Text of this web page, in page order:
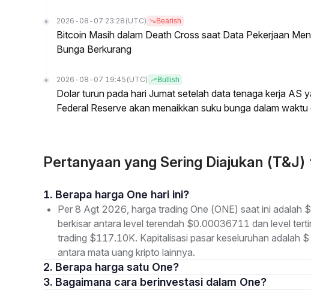
2026-08-07 23:28 (UTC) Bearish
Bitcoin Masih dalam Death Cross saat Data Pekerjaan
Bunga Berkurang
2026-08-07 19:45 (UTC) Bullish
Dolar turun pada hari Jumat setelah data tenaga kerja AS
Federal Reserve akan menaikkan suku bunga dalam waktu
Pertanyaan yang Sering Diajukan
1. Berapa harga One hari ini?
Per 8 Agt 2026, harga trading One (ONE) saat ini adalah
berkisar antara level terendah $0.00036711 dan level
trading $117.10K. Kapitalisasi pasar keseluruhan
antara mata uang kripto lainnya.
2. Berapa harga satu One?
3. Bagaimana cara berinvestasi dalam One?